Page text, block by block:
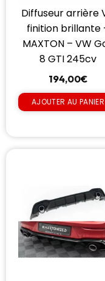
Diffuseur arrière
finition brillante
MAXTON – VW
8 GTI 245cv
194,00€
AJOUTER AU PANIER